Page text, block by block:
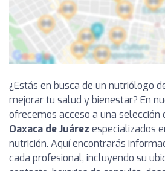
¿Estás en busca de un nutriólogo
mejorar tu salud y bienestar? En
ofrecemos acceso a una selección
Oaxaca de Juárez especializados
nutrición. Aquí encontrarás
cada profesional, incluyendo su